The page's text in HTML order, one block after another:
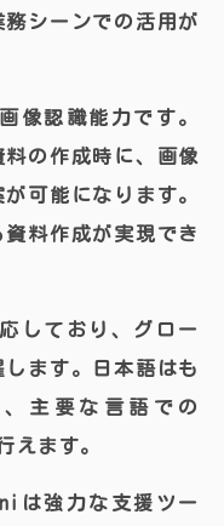
シーンでの活用が
像認識能力です。
の作成時に、画像
可能になります。
料作成が実現でき
しており、グロー
ます。日本語はも
主要な言語での
えます。
は強力な支援ツー